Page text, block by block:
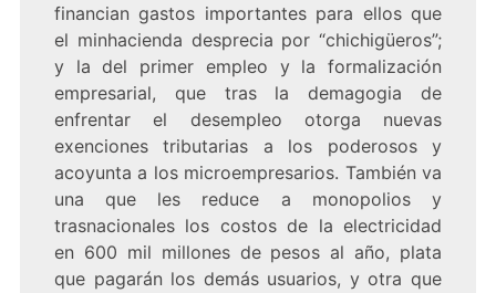
financian gastos importantes para ellos que
el minhacienda desprecia por “chichigüeros”;
y la del primer empleo y la formalización
empresarial, que tras la demagogia de
enfrentar el desempleo otorga nuevas
exenciones tributarias a los poderosos y
acoyunta a los microempresarios. También va
una que les reduce a monopolios y
trasnacionales los costos de la electricidad
en 600 mil millones de pesos al año, plata
que pagarán los demás usuarios, y otra que